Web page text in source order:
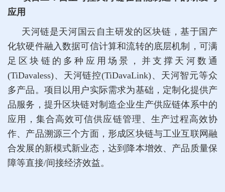
应用
天河链是天河国云自主研发的区块链，基于国产
化软硬件融入数据可信计算和流转的底层机制，可满
足区块链的多种应用场景，并支撑天河数通
(TiDavaless)、天河链控(TiDavaLink)、天河智元等众
多产品。项目以用户实际需求为基础，定制化提供产
品服务，提升区块链对制造企业生产供应链体系中的
应用，集合高效可信供应链管理、生产过程高效协
作、产品溯源三个方面，形成区块链与工业互联网融
合发展的新模式新业态，达到降本增效、产品质量保
障等直接/间接经济效益。